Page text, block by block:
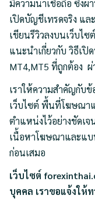
มีความน่าเชื่อถือ ซึ่งผ่
เปิดบัญชีเทรดจริง แล
เขียนรีวิวลงบนเว็บไ
แนะนำเกี่ยวกับ วิธีเปิ
MT4,MT5 ที่ถูกต้อง ผ่
เราให้ความสำคัญกับ
เว็บไซต์ พื้นที่โฆษณา
ตำแหน่งไว้อย่างชัดเ
เนื้อหาโฆษณาและแบ
ก่อนเสมอ
เว็บไซต์
บุคคล เราขอแจ้งให้